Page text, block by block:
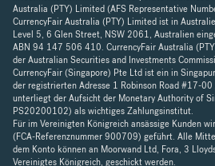
Australia (PTY) Limited (AFS Representative
CurrencyFair Australia (PTY) Limited ist in
Level 5, 6 Glen Street, NSW 2061, Australien
ABN 94 147 506 410. CurrencyFair Australia
der Australian Securities and Investments
CurrencyFair (Singapore) Pte Ltd ist ein in
der registrierten Adresse 1 Robinson Road #17-
unterliegt der Aufsicht der Monetary Authority of
PS20200102) als wichtiges Zahlungsinstitut.
Für im Vereinigten Königreich ansässige Kunden
(FCA-Referenznummer 900709) geführt. Alle
dem Konto können an Moorwand Ltd, Fora, 3
Vereinigtes Königreich, geschickt werden.